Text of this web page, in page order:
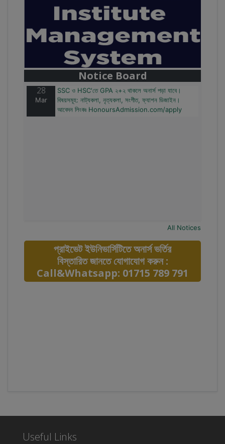
Notice Board
বাজেটের মধ্যে প্রাইভেট ইউনিভার্সিটিতে অনার্স পড়ার সুযোগ।
২০টির অধিক বিষয়, ৪ বছরে মোট খরচ ২ লক্ষ থেকে ৫ লক্ষ টাকা।
আবেদন লিংকঃ HonoursAdmission.com/apply
28
Mar
SSC ও HSC'তে GPA ২+২ থাকলে অনার্স পড়া যাবে।
বিষয়সমূহ: নাট্যকলা, নৃত্যকলা, সংগীত, ফ্যাশন ডিজাইন।
আবেদন লিংকঃ HonoursAdmission.com/apply
All Notices
প্রাইভেট ইউনিভার্সিটিতে অনার্স ভর্তির
বিস্তারিত জানতে যোগাযোগ করুন :
Call&Whatsapp: 01715 789 791
Useful Links